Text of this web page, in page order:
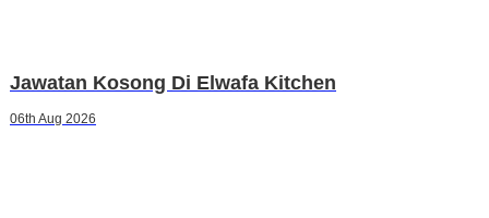
Jawatan Kosong Di Elwafa Kitchen
06th Aug 2026